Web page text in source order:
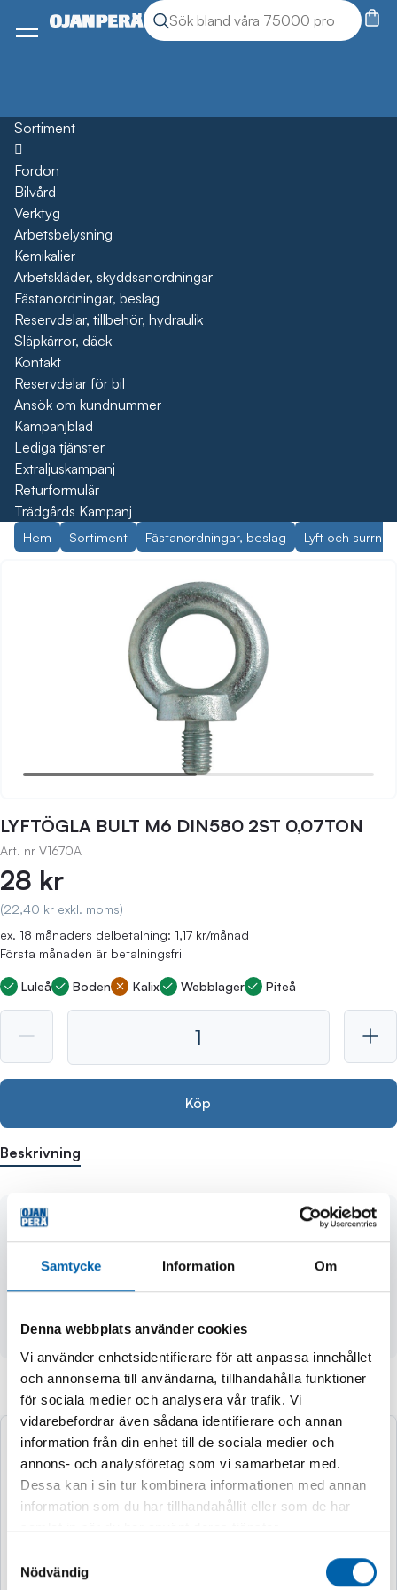
Samtycke Information Om
Denna webbplats använder cookies
Vi använder enhetsidentifierare för att anpassa innehållet
och annonserna till användarna, tillhandahålla funktioner
för sociala medier och analysera vår trafik. Vi
vidarebefordrar även sådana identifierare och annan
information från din enhet till de sociala medier och
annons- och analysföretag som vi samarbetar med.
Dessa kan i sin tur kombinera informationen med annan
information som du har tillhandahållit eller som de har
samlat in när du har använt deras tjänster.
Nödvändig
Sök produkter
Sök
Meny
Sortiment
Öppna
Fordon
Bilvård
Verktyg
Arbetsbelysning
Kemikalier
Arbetskläder, skyddsanordningar
Fästanordningar, beslag
Reservdelar, tillbehör, hydraulik
Släpkärror, däck
Kontakt
Reservdelar för bil
Ansök om kundnummer
Kampanjblad
Lediga tjänster
Extraljuskampanj
Returformulär
Trädgårds Kampanj
Hem Sortiment Fästanordningar, beslag Lyft och
LYFTÖGLA BULT M6 DIN580 2ST 0,07TON
Art. nr V1670A
28 kr
(22,40 kr exkl. moms)
ex. 18 månaders delbetalning: 1,17 kr/månad
Första månaden är betalningsfri
Luleå Boden Kalix Webblager Piteå
Köp
Beskrivning
- storlek M6
- yttre diameter Ø (d3) 36 mm
- inre diameter Ø (d4) 16 mm
- gängans längd (l) 13 mm
- arbetslast 70 kg
Andra köpte även